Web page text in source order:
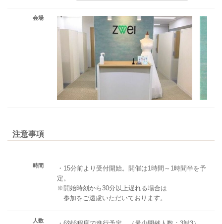
会場
注意事項
時間
・15分前より受付開始。開催は1時間～1時間半を予
定。
※開始時刻から30分以上遅れる場合は
参加をご遠慮いただいております。
人数